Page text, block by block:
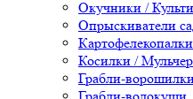
Окучники /
Опрыскиватели
Картофелекопалки
Косилки /
Грабли-